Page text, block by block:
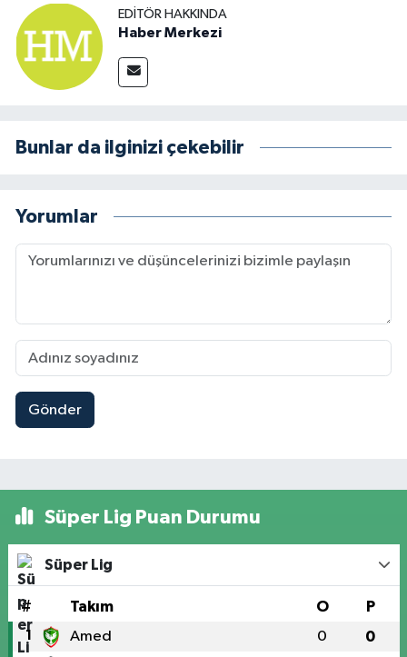
EDITÖR HAKKINDA
Haber Merkezi
Bunlar da ilginizi çekebilir
Yorumlar
Gönder
Süper Lig Puan Durumu
Süper Lig
# Takım O P
1 Amed 0 0